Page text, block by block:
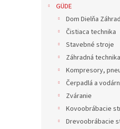
GÜDE
Dom Dielňa
Čistiaca technika
Stavebné stroje
Záhradná technika
Kompresory,
Čerpadlá a
Zváranie
Kovoobrábacie
Drevoobrábacie